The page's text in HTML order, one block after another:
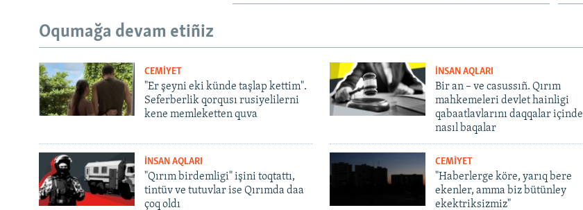
Oqumağa devam etiñiz
CEMİYET
"Er şeyni eki künde taşlap kettim".
Seferberlik qorqusı rusiyelilerni
kene memleketten quva
İNSAN AQLARI
Bir an – ve casussıñ. Qırım
mahkemeleri devlet hainligi
qabaatlavlarını daqqalar içinde
nasıl baqalar
İNSAN AQLARI
"Qırım birdemligi" işini toqtattı,
tintüv ve tutuvlar ise Qırımda daa
çoq oldı
CEMİYET
"Haberlerge köre, yarıq bere
ekenler, amma biz bütünley
ekektriksizmiz"